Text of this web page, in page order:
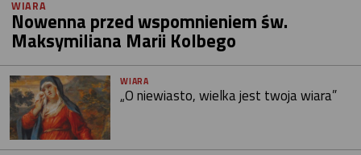
WIARA
Nowenna przed wspomnieniem św.
Maksymiliana Marii Kolbego
WIARA
„O niewiasto, wielka jest twoja wiara”